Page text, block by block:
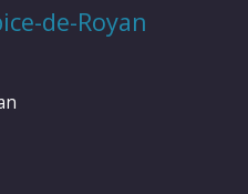
de-Royan